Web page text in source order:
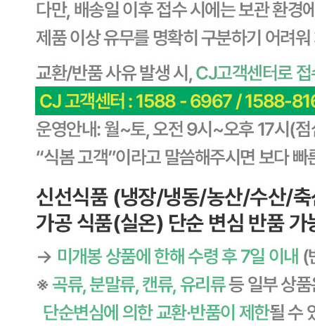
CJ프레시웨이
경기 용인시 기흥구 기곡로 32 (하갈동, 제일제당수원물류센
타) 씨제이프레시웨이
1588-6967
사업자
등록번호
603-81-11270
신고번호
제2011-용인기흥-00129호
상품 고시 정보
식품의 유형
생산자
상세페이지참고